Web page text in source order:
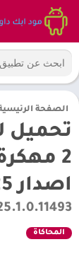
الصفحة
تحميل
اصدار 2025]
المحاكاة